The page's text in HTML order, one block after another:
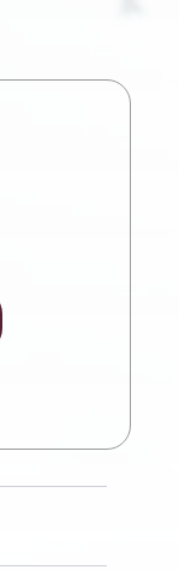
actualités,